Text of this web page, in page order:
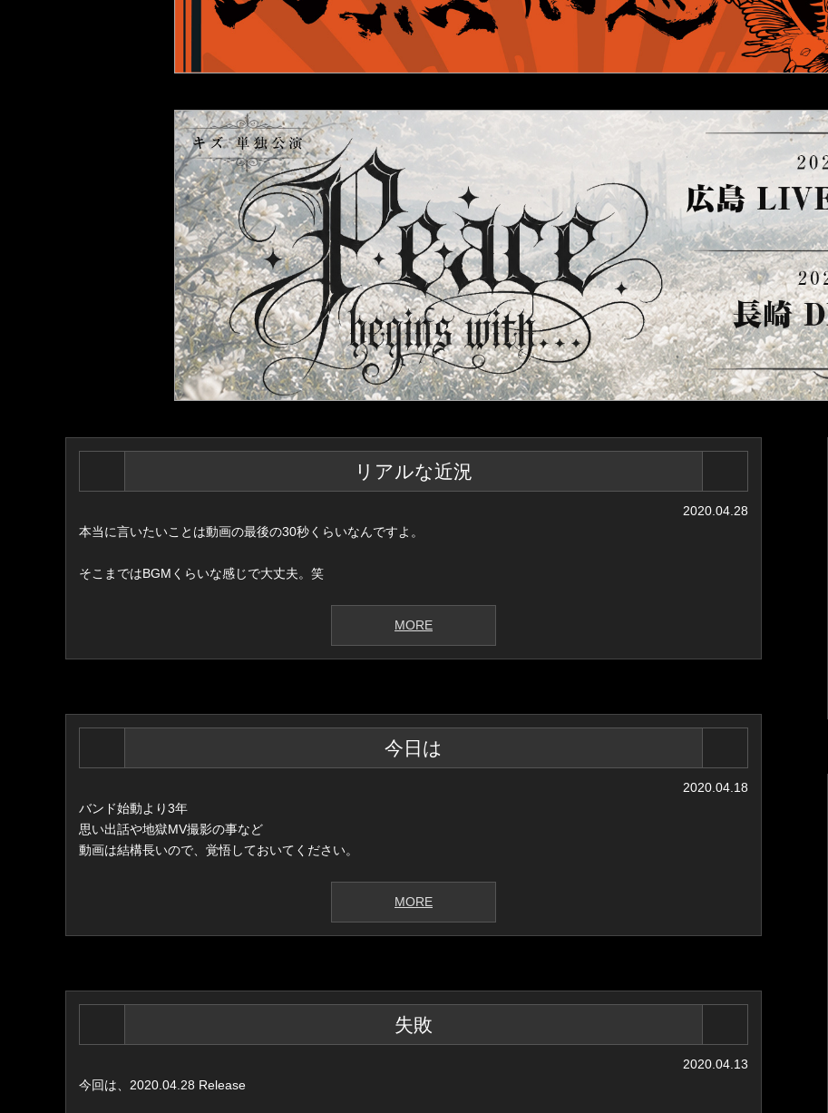
リアルな近況
2020.04.28
本当に言いたいことは動画の最後の30秒くらいなんですよ。
そこまではBGMくらいな感じで大丈夫。笑
MORE
今日は
2020.04.18
バンド始動より3年
思い出話や地獄MV撮影の事など
動画は結構長いので、覚悟しておいてください。
MORE
失敗
2020.04.13
今回は、2020.04.28 Release